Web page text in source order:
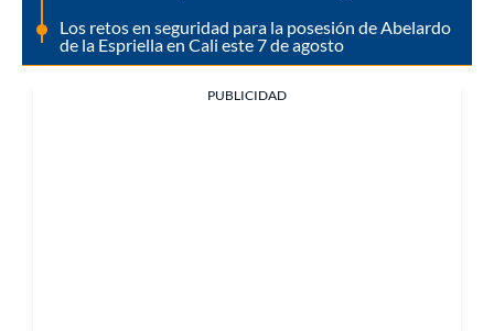
Los retos en seguridad para la posesión de Abelardo
de la Espriella en Cali este 7 de agosto
PUBLICIDAD